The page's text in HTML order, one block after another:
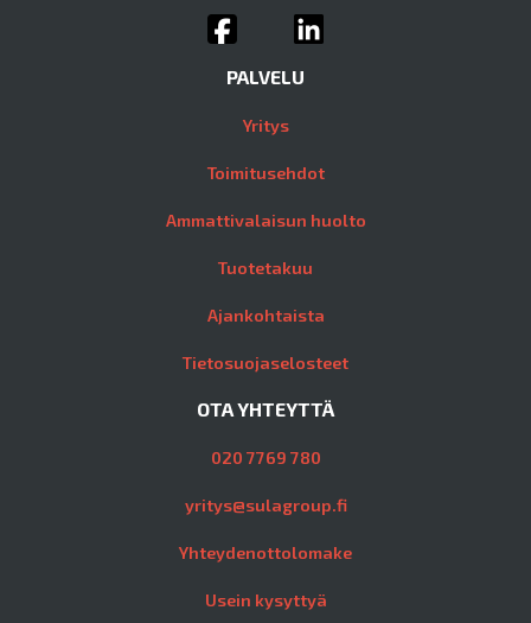
PALVELU
Yritys
Toimitusehdot
Ammattivalaisun huolto
Tuotetakuu
Ajankohtaista
Tietosuojaselosteet
OTA YHTEYTTÄ
020 7769 780
yritys@sulagroup.fi
Yhteydenottolomake
Usein kysyttyä